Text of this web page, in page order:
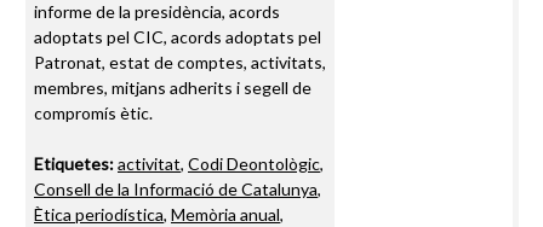
informe de la presidència, acords
adoptats pel CIC, acords adoptats pel
Patronat, estat de comptes, activitats,
membres, mitjans adherits i segell de
compromís ètic.
Etiquetes:activitat, Codi Deontològic,
Consell de la Informació de Catalunya,
Ètica periodística, Memòria anual,